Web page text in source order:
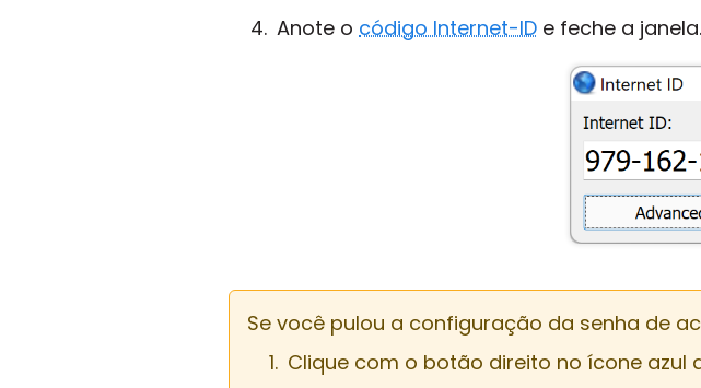
Anote o código Internet-ID e feche a janela.
Se você pulou a configuração da senha de
Clique com o botão direito no ícone azul